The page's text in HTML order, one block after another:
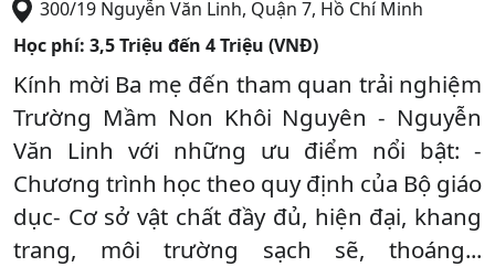
300/19 Nguyễn Văn Linh, Quận 7, Hồ Chí Minh
Học phí: 3,5 Triệu đến 4 Triệu (VNĐ)
Kính mời Ba mẹ đến tham quan trải nghiệm
Trường Mầm Non Khôi Nguyên - Nguyễn
Văn Linh với những ưu điểm nổi bật: -
Chương trình học theo quy định của Bộ giáo
dục- Cơ sở vật chất đầy đủ, hiện đại, khang
trang, môi trường sạch sẽ, thoáng...